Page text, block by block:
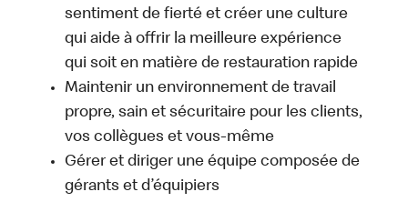
sentiment de fierté et créer une culture
qui aide à offrir la meilleure expérience
qui soit en matière de restauration rapide
Maintenir un environnement de travail
propre, sain et sécuritaire pour les clients,
vos collègues et vous-même
Gérer et diriger une équipe composée de
gérants et d’équipiers